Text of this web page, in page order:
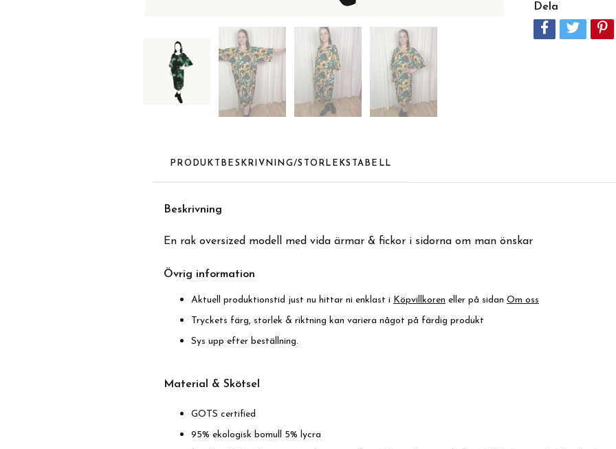
Dela
PRODUKTBESKRIVNING/STORLEKSTABELL
Beskrivning
En rak oversized modell med vida ärmar & fickor i sidorna om man önskar
Övrig information
Aktuell produktionstid just nu hittar ni enklast i Köpvillkoren eller på sidan Om oss
Tryckets färg, storlek & riktning kan variera något på färdig produkt
Sys upp efter beställning.
Material & Skötse
GOTS certified
95% ekologisk bomull 5% lycra